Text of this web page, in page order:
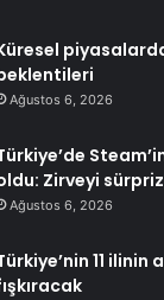
Ağustos 6, 2026
Zirveyi
Ağustos 6, 2026
11 ilinin